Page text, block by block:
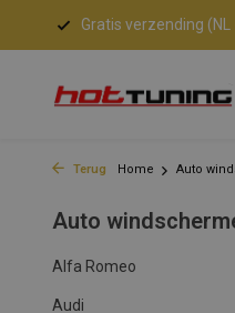
Gratis verzending (NL
Terug Home Auto
Auto
Alfa Romeo
Audi